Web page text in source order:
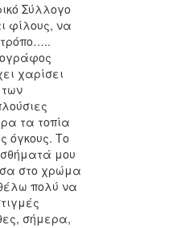
Σύλλογο
φίλους, να
χαρίσει
τα τοπία
όγκους. Το
μου
στο χρώμα
πολύ να
σήμερα,